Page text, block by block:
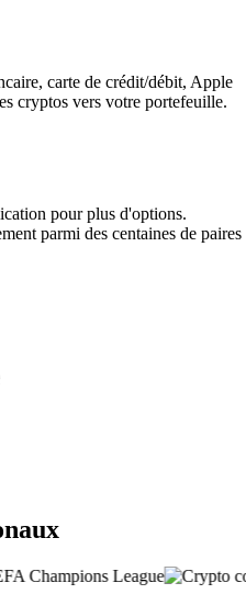
carte de crédit/débit, Apple
cryptos vers votre portefeuille.
pour plus d'options.
parmi des centaines de paires